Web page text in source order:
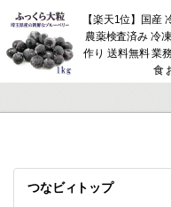
【楽天1位】国産
農薬検査済み 冷
作り 送料無料 業
食
つなビィトップ